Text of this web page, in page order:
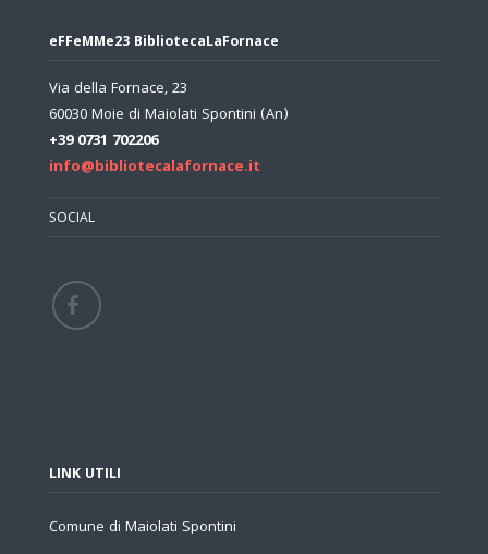
eFFeMMe23 BibliotecaLaFornace
Via della Fornace, 23
60030 Moie di Maiolati Spontini (An)
+39 0731 702206
info@bibliotecalafornace.it
SOCIAL
LINK UTILI
Comune di Maiolati Spontini